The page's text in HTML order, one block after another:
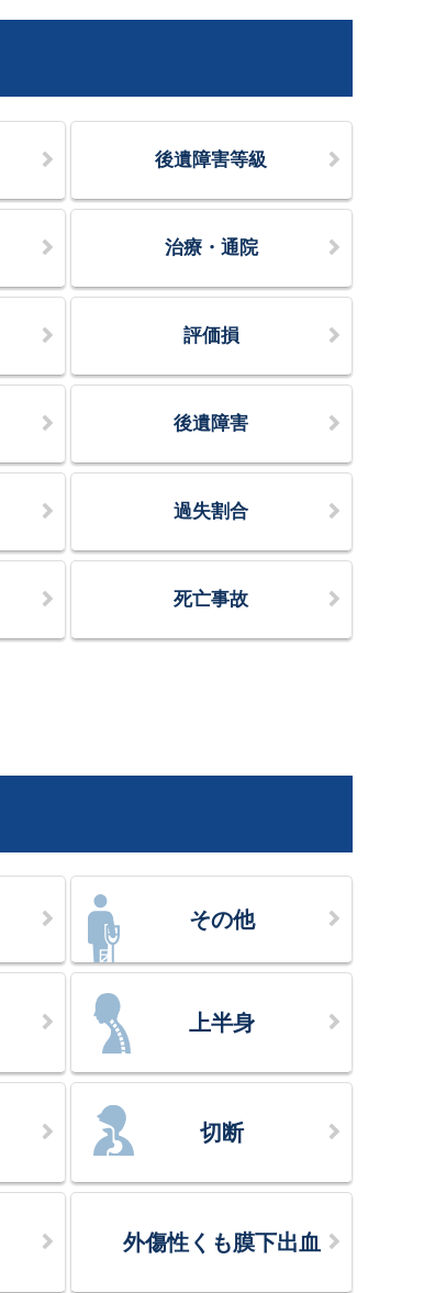
後遺障害等級
治療・通院
評価損
後遺障害
過失割合
死亡事故
その他
上半身
切断
外傷性くも膜下出血